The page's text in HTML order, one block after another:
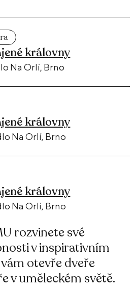
královny
Na Orlí, Brno
královny
Na Orlí, Brno
královny
Na Orlí, Brno
rozvinete své
v inspirativním
otevře dveře
v uměleckém světě.